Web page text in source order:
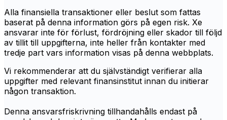
Alla finansiella transaktioner eller beslut som fattas
baserat på denna information görs på egen risk. Xe
ansvarar inte för förlust, fördröjning eller skador till följd
av tillit till uppgifterna, inte heller från kontakter med
tredje part vars information visas på denna webbplats.
Vi rekommenderar att du självständigt verifierar alla
uppgifter med relevant finansinstitut innan du initierar
någon transaktion.
Denna ansvarsfriskrivning tillhandahålls endast på